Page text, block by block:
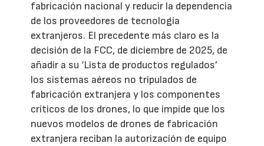
fabricación nacional y reducir la dependencia
de los proveedores de tecnología
extranjeros. El precedente más claro es la
decisión de la FCC, de diciembre de 2025, de
añadir a su ‘Lista de productos regulados’
los sistemas aéreos no tripulados de
fabricación extranjera y los componentes
críticos de los drones, lo que impide que los
nuevos modelos de drones de fabricación
extranjera reciban la autorización de equipo